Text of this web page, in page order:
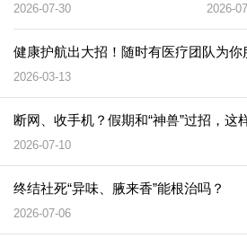
2026-07-30 2026-
健康护航出大招！随时有医疗团队为你
2026-03-13
断网、收手机？假期和“神兽”过招，这
2026-07-10
终结社死“异味、腋来香”能根治吗？
2026-07-06